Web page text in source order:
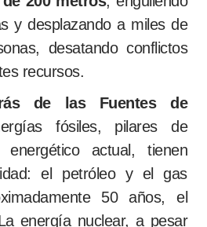
y desplazando a miles de
desatando conflictos
recursos.
de las Fuentes de
fósiles, pilares de
energético actual, tienen
el petróleo y el gas
50 años, el
energía nuclear, a pesar